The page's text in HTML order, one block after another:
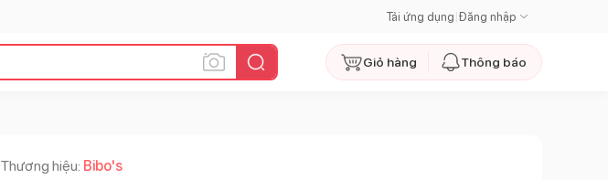
Tải ứng dụng Đăng nhập
Giỏ hàng Thông báo
Thương hiệu: Bibo's